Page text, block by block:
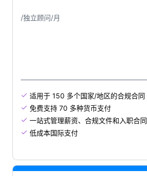
/独立顾问/月
 适用于 150 多个国家/地区的合规合同
 免费支持 70 多种货币支付
 一站式管理薪资、合规文件和入职合同
 低成本国际支付